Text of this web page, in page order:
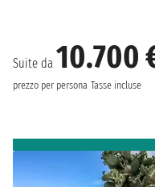
Suite da 10.700
prezzo per persona Tasse incluse